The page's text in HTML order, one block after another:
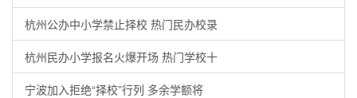
杭州公办中小学禁止择校 热门民办校录
杭州民办小学报名火爆开场 热门学校十
宁波加入拒绝“择校”行列 多余学额将